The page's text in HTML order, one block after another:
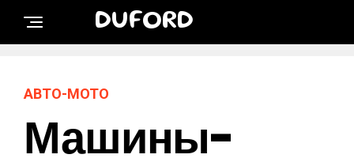
DUFORD
АВТО-МОТО
Машины-